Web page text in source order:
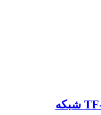
مودم رومیزی ایرانسل مدل TF-i60 G1 شبکه